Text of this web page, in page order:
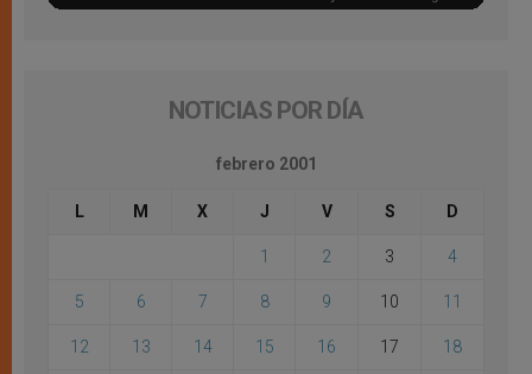
NOTICIAS POR DÍA
febrero 2001
L M X J V S D
1 2 3 4
5 6 7 8 9 10 11
12 13 14 15 16 17 18